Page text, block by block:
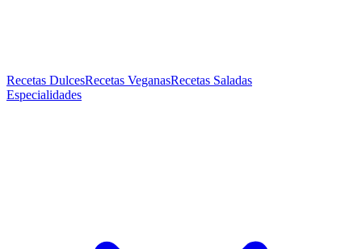
Recetas DulcesRecetas VeganasRecetas Saladas
Especialidades